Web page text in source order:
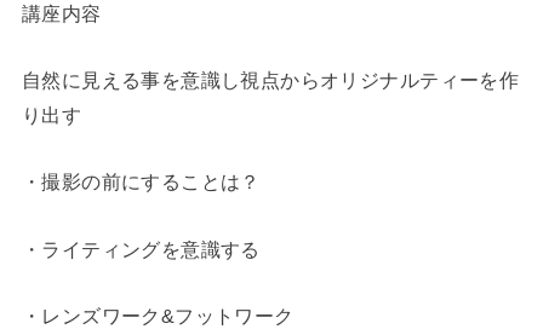
講座内容
自然に見える事を意識し視点からオリジナルティーを作
り出す
・撮影の前にすることは？
・ライティングを意識する
・レンズワーク&フットワーク